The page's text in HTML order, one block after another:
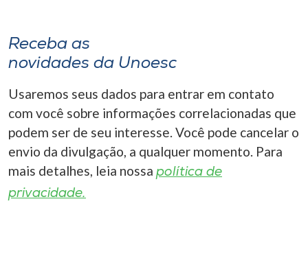
Receba as
novidades da Unoesc
Usaremos seus dados para entrar em contato
com você sobre informações correlacionadas que
podem ser de seu interesse. Você pode cancelar o
envio da divulgação, a qualquer momento. Para
mais detalhes, leia nossa política de
privacidade.